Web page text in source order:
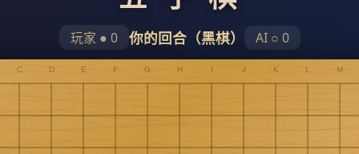
玩家 ● 0 你的回合（黑棋） AI ○ 0